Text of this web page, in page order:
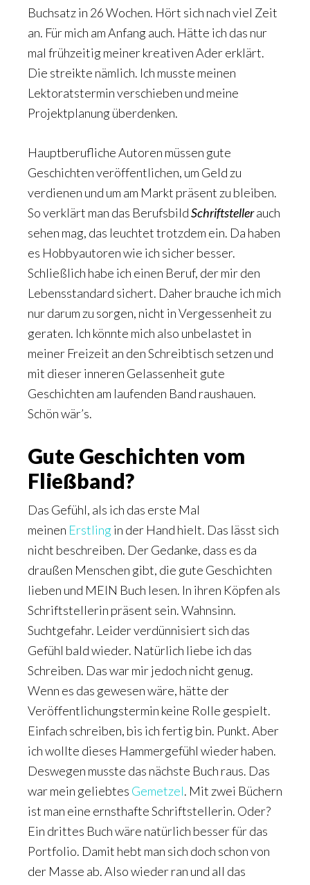
Buchsatz in 26 Wochen. Hört sich nach viel Zeit
an. Für mich am Anfang auch. Hätte ich das nur
mal frühzeitig meiner kreativen Ader erklärt.
Die streikte nämlich. Ich musste meinen
Lektoratstermin verschieben und meine
Projektplanung überdenken.
Hauptberufliche Autoren müssen gute
Geschichten veröffentlichen, um Geld zu
verdienen und um am Markt präsent zu bleiben.
So verklärt man das BerufsbildSchriftstellerauch
sehen mag, das leuchtet trotzdem ein. Da haben
es Hobbyautoren wie ich sicher besser.
Schließlich habe ich einen Beruf, der mir den
Lebensstandard sichert. Daher brauche ich mich
nur darum zu sorgen, nicht in Vergessenheit zu
geraten. Ich könnte mich also unbelastet in
meiner Freizeit an den Schreibtisch setzen und
mit dieser inneren Gelassenheit gute
Geschichten am laufenden Band raushauen.
Schön wär’s.
Gute Geschichten vom
Fließband?
Das Gefühl, als ich das erste Mal
meinen Erstlingin der Hand hielt. Das lässt sich
nicht beschreiben. Der Gedanke, dass es da
draußen Menschen gibt, die gute Geschichten
lieben und MEIN Buch lesen. In ihren Köpfen als
Schriftstellerin präsent sein. Wahnsinn.
Suchtgefahr. Leider verdünnisiert sich das
Gefühl bald wieder. Natürlich liebe ich das
Schreiben. Das war mir jedoch nicht genug.
Wenn es das gewesen wäre, hätte der
Veröffentlichungstermin keine Rolle gespielt.
Einfach schreiben, bis ich fertig bin. Punkt. Aber
ich wollte dieses Hammergefühl wieder haben.
Deswegen musste das nächste Buch raus. Das
war mein geliebtes Gemetzel. Mit zwei Büchern
ist man eine ernsthafte Schriftstellerin. Oder?
Ein drittes Buch wäre natürlich besser für das
Portfolio. Damit hebt man sich doch schon von
der Masse ab. Also wieder ran und all das